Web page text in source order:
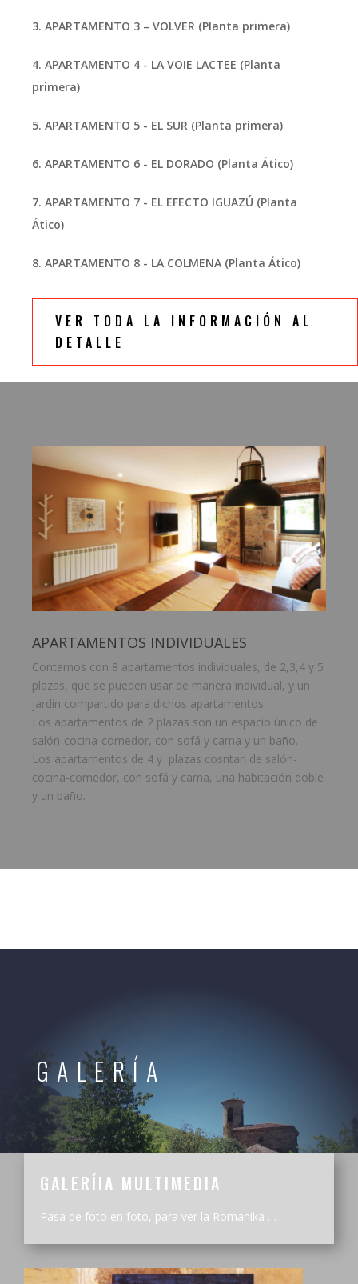
3. APARTAMENTO 3 – VOLVER (Planta primera)
4. APARTAMENTO 4 - LA VOIE LACTEE (Planta
primera)
5. APARTAMENTO 5 - EL SUR (Planta primera)
6. APARTAMENTO 6 - EL DORADO (Planta Ático)
7. APARTAMENTO 7 - EL EFECTO IGUAZÚ (Planta
Ático)
8. APARTAMENTO 8 - LA COLMENA (Planta Ático)
VER TODA LA INFORMACIÓN AL
DETALLE
APARTAMENTOS INDIVIDUALES
Contamos con 8 apartamentos individuales, de 2,3,4 y 5
plazas, que se pueden usar de manera individual, y un
jardín compartido para dichos apartamentos.
Los apartamentos de 2 plazas son un espacio único de
salón-cocina-comedor, con sofá y cama y un baño.
Los apartamentos de 4 y plazas cosntan de salón-
cocina-comedor, con sofá y cama, una habitación doble
y un baño.
GALERÍA
GALERÍIA MULTIMEDIA
Pasa de foto en foto, para ver la Romanika …